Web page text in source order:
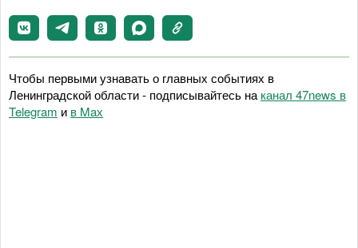
Чтобы первыми узнавать о главных событиях в
Ленинградской области - подписывайтесь на канал 47news в
Telegram и в Maх